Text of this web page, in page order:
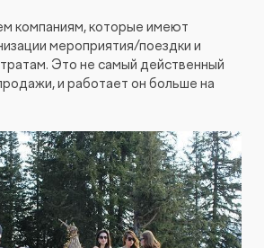
компаниям, которые имеют
мероприятия/поездки и
Это не самый действенный
и работает он больше на